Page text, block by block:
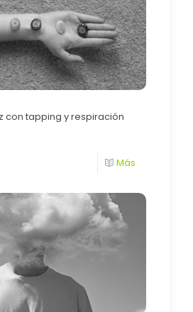
con tapping y respiración
Más